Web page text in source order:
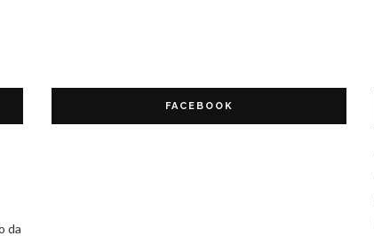
da
FACEBOOK